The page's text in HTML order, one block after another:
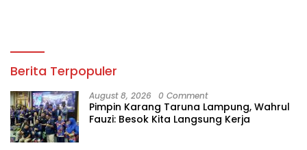
Berita Terpopuler
August 8, 2026 0 Comment
Pimpin Karang Taruna Lampung, Wahrul
Fauzi: Besok Kita Langsung Kerja